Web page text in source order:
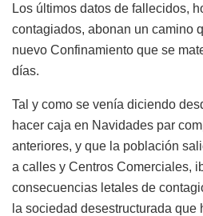
Los últimos datos de fallecidos,
contagiados, abonan un camino
nuevo Confinamiento que se
días.
Tal y como se venía diciendo
hacer caja en Navidades par
anteriores, y que la población
a calles y Centros Comerciales,
consecuencias letales de
la sociedad desestructurada que